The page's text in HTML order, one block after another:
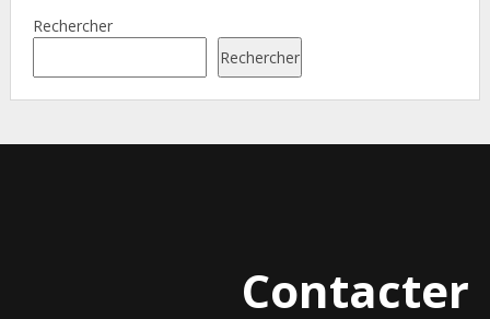
Rechercher
Rechercher
Contacter